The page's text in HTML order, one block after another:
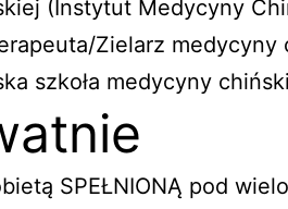
(Instytut Medycyny
Zielarz medycyny
szkoła medycyny
SPEŁNIONĄ pod